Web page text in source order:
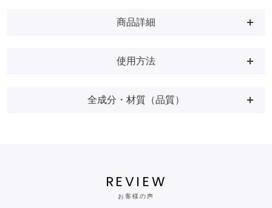
商品詳細
使用方法
全成分・材質（品質）
REVIEW
お客様の声